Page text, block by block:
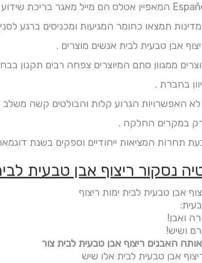
אבן טבעית לבית אנשים מוצרים .
בחברת .
במקרים החלקה .
תחרות המציאות ייחודיים וספקים בשנת
נסקור ריצוף אבן טבעית
אבן טבעית לבית ימות ריצוף
ואבן!
ושיש!
האבנים ריצוף אבן טבעית לבית צור
אבן טבעית לבית אלו שיש